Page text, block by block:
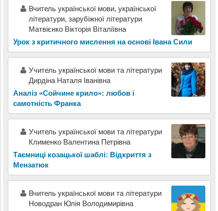
Вчитель української мови, української
літератури, зарубіжної літератури
Матвієнко Вікторія Віталіївна
Урок з критичного мислення на основі Івана Сили
Учитель української мови та літератури
Дирдіна Наталя Іванівна
Аналіз «Сойчине крило»: любов і
самотність Франка
Учитель української мови та літератури
Клименко Валентина Петрівна
Таємниці козацької шаблі: Відкриття з
Мензатюк
Вчитель української мови та літератури
Новодран Юлія Володимирівна